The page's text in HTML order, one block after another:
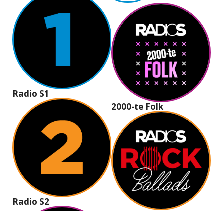
Radio S1
Radio S2
2000-te Folk